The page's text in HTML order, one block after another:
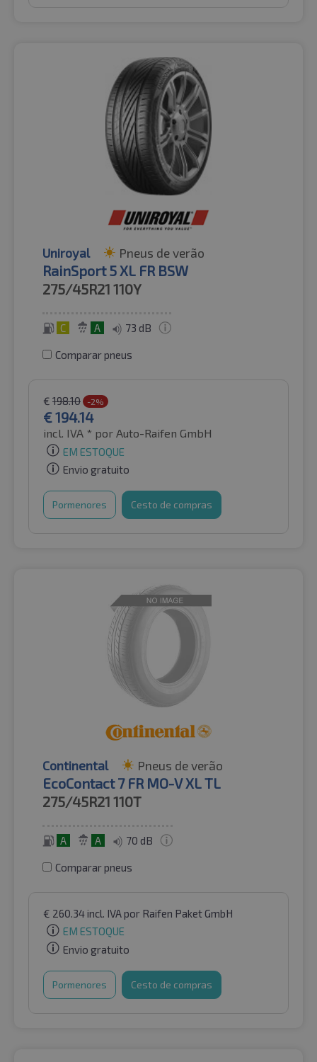
Uniroyal Pneus de verão
RainSport 5 XL FR BSW
275/45R21 110Y
C A 73 dB
Comparar pneus
€ 198.10 -2%
€194.14
incl. IVA * por Auto-Raifen GmbH
EM ESTOQUE
Envio gratuito
Pormenores Cesto de compras
Continental Pneus de verão
EcoContact 7 FR MO-V XL TL
275/45R21 110T
A A 70 dB
Comparar pneus
€ 260.34incl. IVA por Raifen Paket GmbH
EM ESTOQUE
Envio gratuito
Pormenores Cesto de compras